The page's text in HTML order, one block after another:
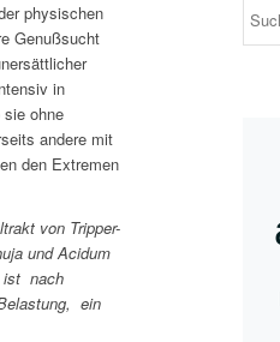
physischen
Genußsucht
in
ohne
andere mit
den Extremen
von Tripper-
und Acidum
ist nach
ein